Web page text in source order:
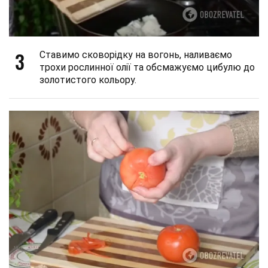
3
Ставимо сковорідку на вогонь, наливаємо
трохи рослинної олії та обсмажуємо цибулю до
золотистого кольору.